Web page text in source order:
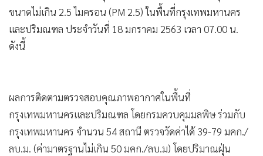
• หุ้น
• อินโดจีน
• กองทุนรวม
News1
• Gotomanager
ขนาดไม่เกิน 2.5 ไมครอน (PM 2.5) ในพื้นที่กรุงเทพมหานคร
และปริมณฑล ประจำวันที่ 18 มกราคม 2563 เวลา 07.00 น.
ดังนี้
ผลการติดตามตรวจสอบคุณภาพอากาศในพื้นที่
กรุงเทพมหานครและปริมณฑล โดยกรมควบคุมมลพิษ ร่วมกับ
กรุงเทพมหานคร จำนวน 54 สถานี ตรวจวัดค่าได้ 39-79 มคก./
ลบ.ม. (ค่ามาตรฐานไม่เกิน 50 มคก./ลบ.ม) โดยปริมาณฝุ่น